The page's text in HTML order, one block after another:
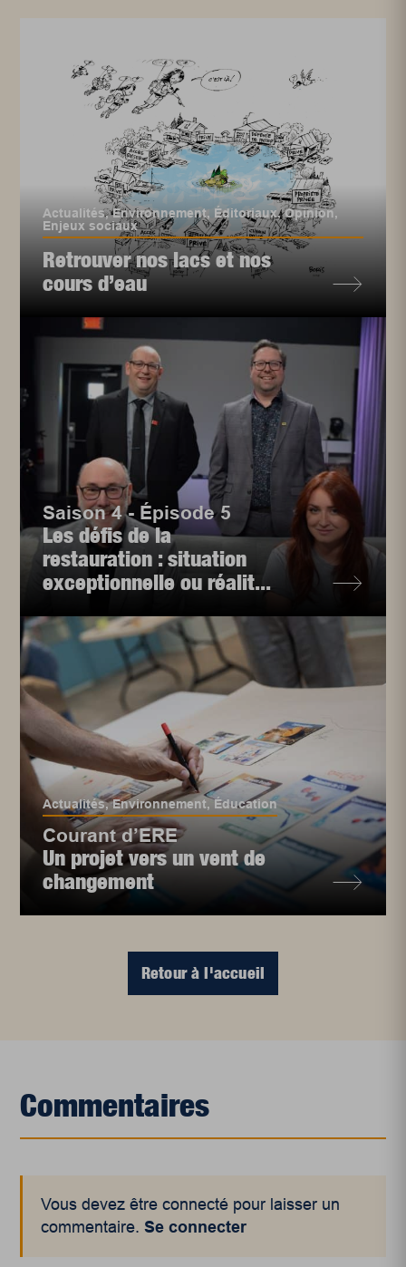
Actualités,Environnement, Éditoriaux,Opinion,
Enjeux sociaux
Retrouver nos lacs et nos
cours d’eau
Saison 4 - Épisode 5
Les défis de la
restauration : situation
exceptionnelle ou réalit...
Actualités,Environnement,Éducation
Courant d’ERE
Un projet vers un vent de
changement
Retour à l'accueil
Commentaires
Vous devez être connecté pour laisser un
commentaire.Se connecter